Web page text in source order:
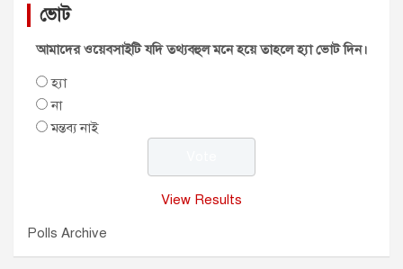
ভোট
আমাদের ওয়েবসাইটি যদি তথ্যবহুল মনে হয়ে তাহলে হ্যা ভোট দিন।
হ্যা
না
মন্তব্য নাই
View Results
Polls Archive